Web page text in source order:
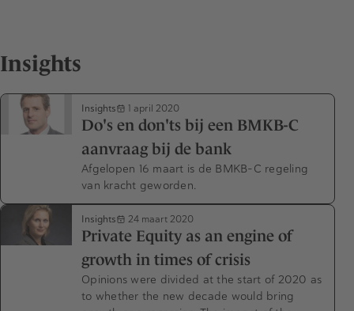
Insights
Insights 1 april 2020
Do's en don'ts bij een BMKB-C
aanvraag bij de bank
Afgelopen 16 maart is de BMKB-C regeling
van kracht geworden.
Insights 24 maart 2020
Private Equity as an engine of
growth in times of crisis
Opinions were divided at the start of 2020 as
to whether the new decade would bring